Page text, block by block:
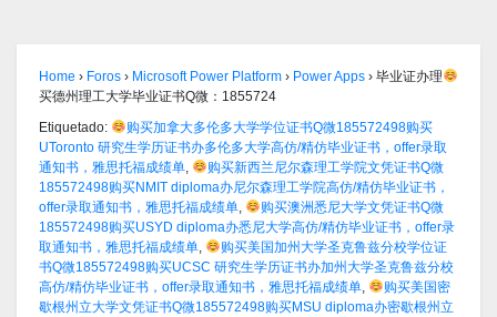
Home › Foros › Microsoft Power Platform › Power Apps › 毕业证办理
买德州理工大学毕业证书Q微：1855724
Etiquetado:
购买加拿大多伦多大学学位证书Q微185572498购买
UToronto 研究生学历证书办多伦多大学高仿/精仿毕业证书，offer录取
通知书，雅思托福成绩单,
购买新西兰尼尔森理工学院文凭证书Q微
185572498购买NMIT diploma办尼尔森理工学院高仿/精仿毕业证书，
offer录取通知书，雅思托福成绩单,
购买澳洲悉尼大学文凭证书Q微
185572498购买USYD diploma办悉尼大学高仿/精仿毕业证书，offer录
取通知书，雅思托福成绩单,
购买美国加州大学圣克鲁兹分校学位证
书Q微185572498购买UCSC 研究生学历证书办加州大学圣克鲁兹分校
高仿/精仿毕业证书，offer录取通知书，雅思托福成绩单,
购买美国密
歇根州立大学文凭证书Q微185572498购买MSU diploma办密歇根州立